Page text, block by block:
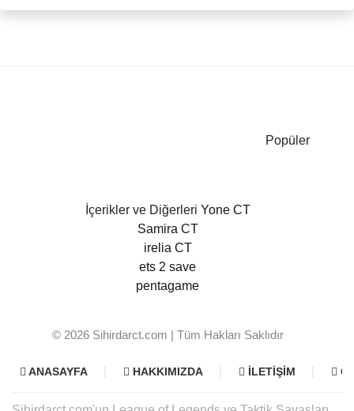
Popüler
İçerikler ve Diğerleri Yone CT
Samira CT
irelia CT
ets 2 save
pentagame
© 2026 Sihirdarct.com | Tüm Hakları Saklıdır
ANASAYFA HAKKIMIZDA İLETIŞIM